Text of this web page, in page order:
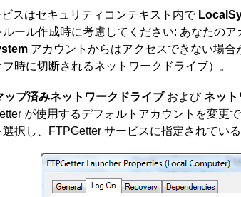
スはセキュリティコンテキスト内で
ルール作成時に考慮してください: あなたの
アカウントからはアクセスできない場合
時に切断されるネットワークドライブ）。
ップ済みネットワークドライブおよびネット
が使用するデフォルトアカウントを変更
選択し、FTPGetter サービスに指定されてい